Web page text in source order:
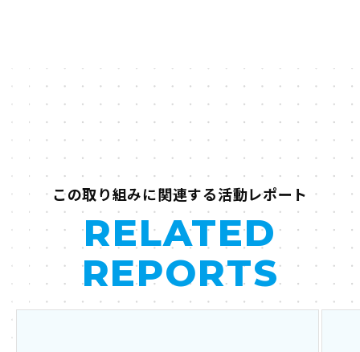
この取り組みに関連する活動レポート
RELATED
REPORTS